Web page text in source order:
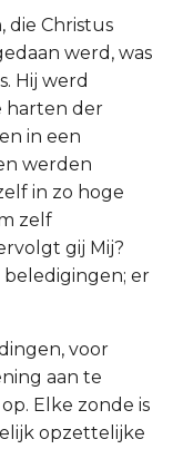
die Christus
werd, was
Hij werd
harten der
in een
werden
in zo hoge
zelf
gij Mij?
er
voor
aan te
Elke zonde is
opzettelijke